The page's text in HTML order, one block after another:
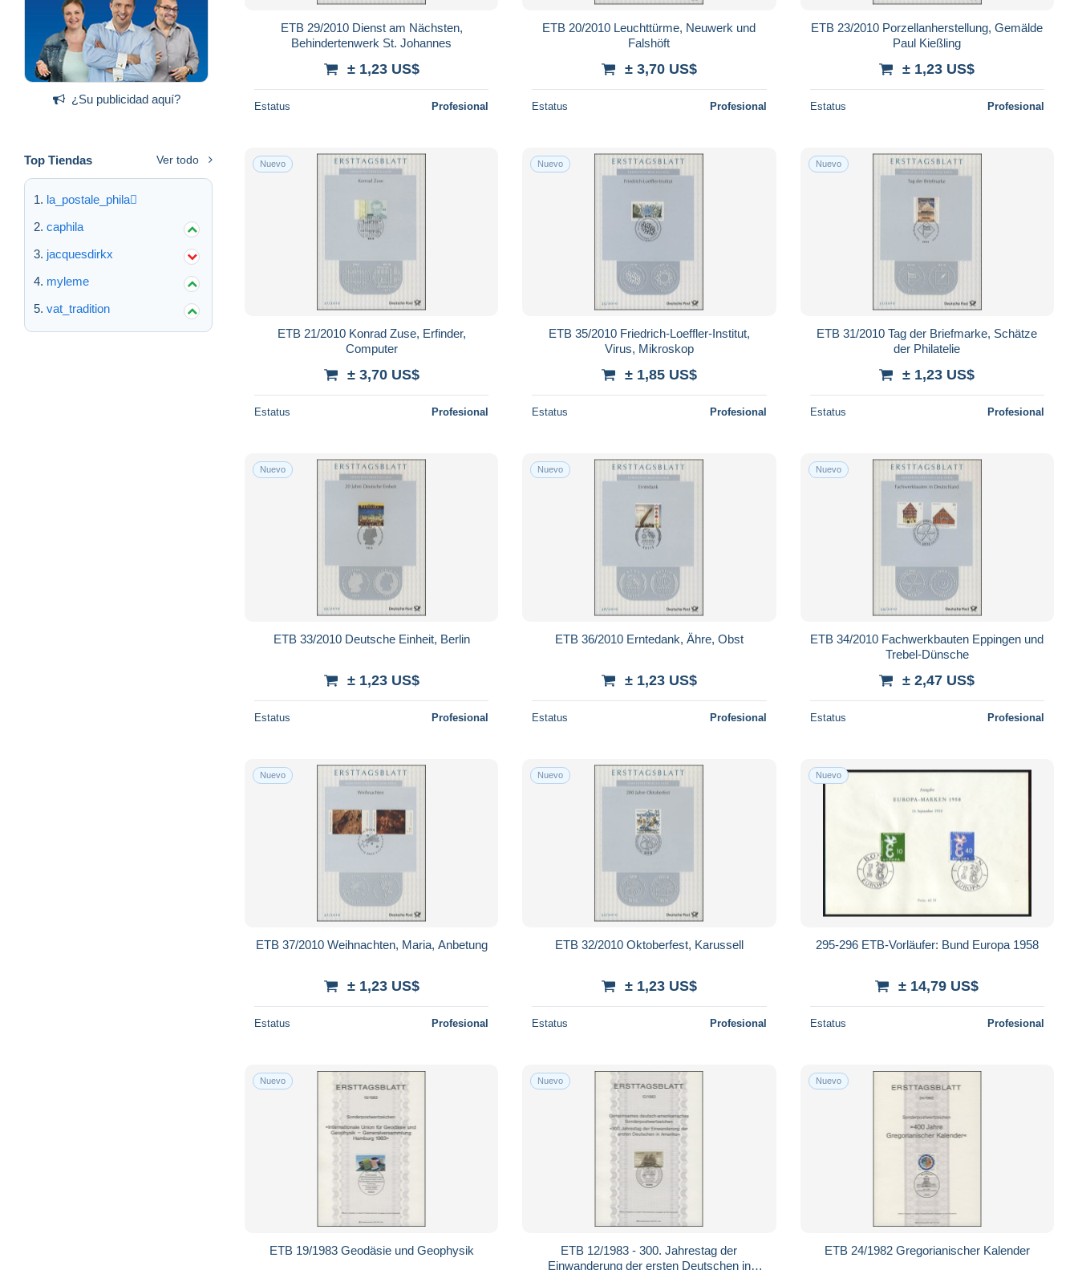
¿Su publicidad aquí?
Top Tiendas Ver todo
la_postale_phila
caphila
jacquesdirkx
myleme
vat_tradition
ETB 29/2010 Dienst am Nächsten,
Behindertenwerk St. Johannes
± 1,23 US$
Estatus Profesional
ETB 20/2010 Leuchttürme, Neuwerk und
Falshöft
± 3,70 US$
Estatus Profesional
ETB 23/2010 Porzellanherstellung, Gemälde
Paul Kießling
± 1,23 US$
Estatus Profesional
Nuevo
ETB 21/2010 Konrad Zuse, Erfinder,
Computer
± 3,70 US$
Estatus Profesional
Nuevo
ETB 35/2010 Friedrich-Loeffler-Institut,
Virus, Mikroskop
± 1,85 US$
Estatus Profesional
Nuevo
ETB 31/2010 Tag der Briefmarke, Schätze
der Philatelie
± 1,23 US$
Estatus Profesional
Nuevo
ETB 33/2010 Deutsche Einheit, Berlin
± 1,23 US$
Estatus Profesional
Nuevo
ETB 36/2010 Erntedank, Ähre, Obst
± 1,23 US$
Estatus Profesional
Nuevo
ETB 34/2010 Fachwerkbauten Eppingen und
Trebel-Dünsche
± 2,47 US$
Estatus Profesional
Nuevo
ETB 37/2010 Weihnachten, Maria, Anbetung
± 1,23 US$
Estatus Profesional
Nuevo
ETB 32/2010 Oktoberfest, Karussell
± 1,23 US$
Estatus Profesional
Nuevo
295-296 ETB-Vorläufer: Bund Europa 1958
± 14,79 US$
Estatus Profesional
Nuevo
ETB 19/1983 Geodäsie und Geophysik
Nuevo
ETB 12/1983 - 300. Jahrestag der
Einwanderung der ersten Deutschen in
Nuevo
ETB 24/1982 Gregorianischer Kalender